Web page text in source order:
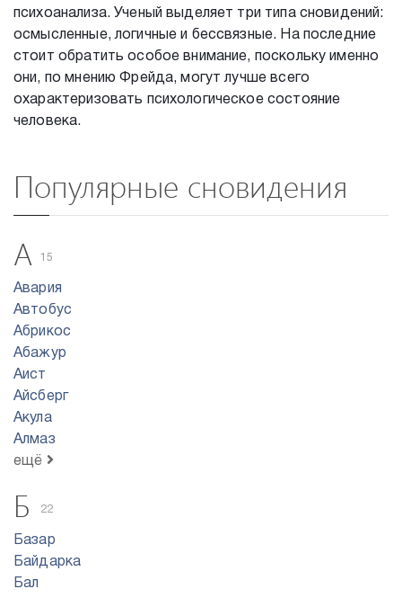
психоанализа. Ученый выделяет три типа сновидений:
осмысленные, логичные и бессвязные. На последние
стоит обратить особое внимание, поскольку именно
они, по мнению Фрейда, могут лучше всего
охарактеризовать психологическое состояние
человека.
Популярные сновидения
А
15
Авария
Автобус
Абрикос
Абажур
Аист
Айсберг
Акула
Алмаз
ещё
Б 22
Базар
Байдарка
Бал